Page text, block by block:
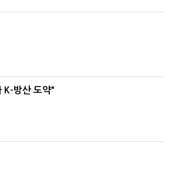
K-방산 도약"